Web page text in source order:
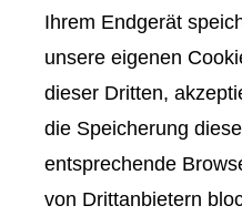
Ihrem Endgerät
unsere eigenen
dieser Dritten,
die Speicherung
entsprechende
von Drittanbietern